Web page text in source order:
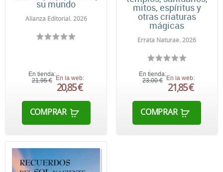
su mundo
Alianza Editorial. 2026
En tienda:
21,95 € En la web:
20,85 €
COMPRAR
mitos, espíritus y
otras criaturas
mágicas
Errata Naturae. 2026
En tienda:
23,00 €
En la web:
21,85 €
COMPRAR